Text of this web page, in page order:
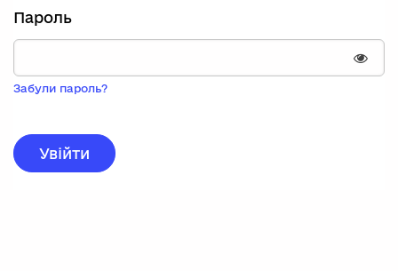
вас
немає
запису,
натисніть
реєстрації.
Пароль
Забули пароль?
Увійти